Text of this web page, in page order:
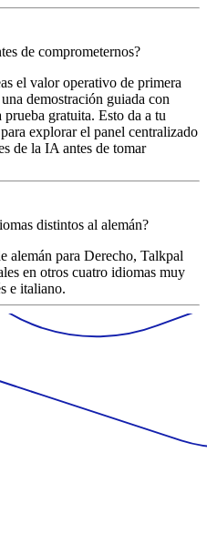
de comprometernos?
el valor operativo de primera
demostración guiada con
gratuita. Esto da a tu
explorar el panel centralizado
de la IA antes de tomar
distintos al alemán?
alemán para Derecho, Talkpal
en otros cuatro idiomas muy
e italiano.